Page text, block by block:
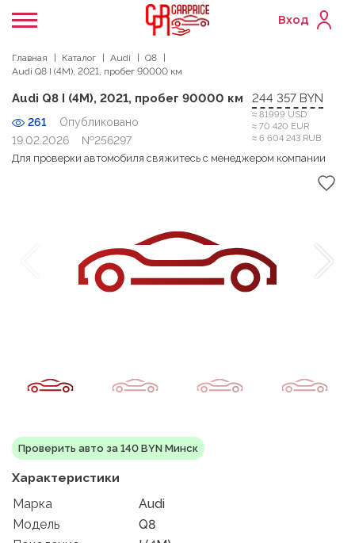
Вход
Главная Каталог Audi
Q8
Audi Q8 I (4M), 2021, пробег 90000 км
Audi Q8 I (4M), 2021, пробег 90000 км
261
Опубликовано
19.02.2026
№256297
244 357 BYN
≈ 81999 USD
≈ 70 420 EUR
≈ 6 604 243 RUB
Для проверки автомобиля свяжитесь с менеджером компании
Проверить авто за 140 BYN Минск
Характеристики
Марка
Audi
Модель
Q8